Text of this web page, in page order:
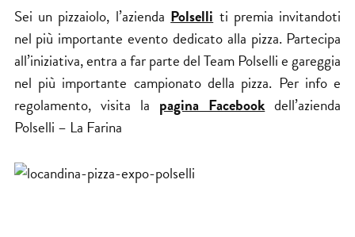
Sei un pizzaiolo, l’azienda Polselli ti premia invitandoti
nel più importante evento dedicato alla pizza. Partecipa
all’iniziativa, entra a far parte del Team Polselli e gareggia
nel più importante campionato della pizza. Per info e
regolamento, visita la pagina Facebook dell’azienda
Polselli – La Farina